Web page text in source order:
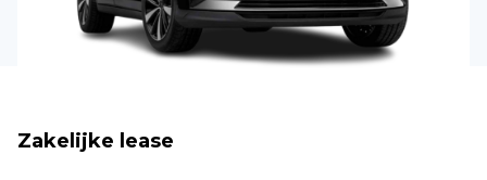
Zakelijke lease